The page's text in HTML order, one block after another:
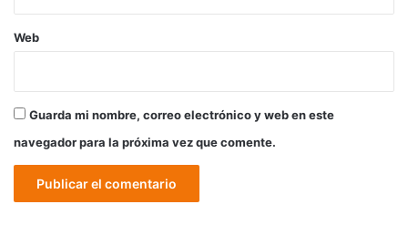
Web
Guarda mi nombre, correo electrónico y web en este
navegador para la próxima vez que comente.